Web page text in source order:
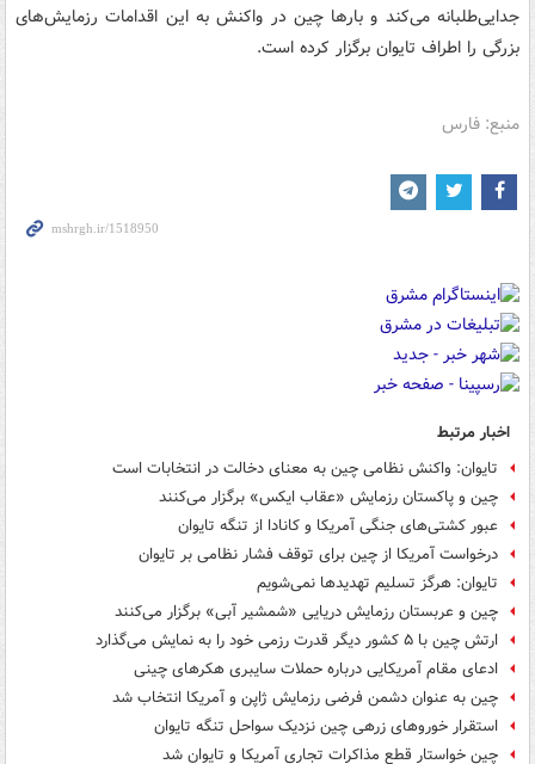
جدایی‌طلبانه می‌کند و بارها چین در واکنش به این اقدامات رزمایش‌های
بزرگی را اطراف تایوان برگزار کرده است.
منبع: فارس
اخبار مرتبط
تایوان: واکنش نظامی چین به معنای دخالت در انتخابات است
چین و پاکستان رزمایش «عقاب ایکس» برگزار می‌کنند
عبور کشتی‌های جنگی آمریکا و کانادا از تنگه تایوان
درخواست آمریکا از چین برای توقف فشار نظامی بر تایوان
تایوان: هرگز تسلیم تهدیدها نمی‌شویم
چین و عربستان رزمایش دریایی «شمشیر آبی» برگزار می‌کنند
ارتش چین با ۵ کشور دیگر قدرت رزمی خود را به نمایش می‌گذارد
ادعای مقام آمریکایی درباره حملات سایبری هکرهای چینی
چین به عنوان دشمن فرضی رزمایش ژاپن و آمریکا انتخاب شد
استقرار خوروهای زرهی چین نزدیک سواحل تنگه تایوان
چین خواستار قطع مذاکرات تجاری آمریکا و تایوان شد